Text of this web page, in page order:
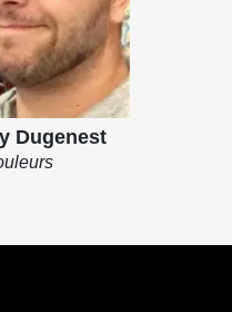
Dugenest